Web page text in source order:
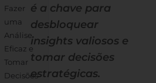
Fazer
uma
Análise
Eficaz e
Tomar
Decisões
é a chave para
desbloquear
insights valiosos e
tomar decisões
estratégicas.